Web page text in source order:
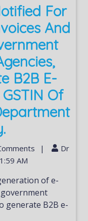
For
And
B2B E-
Of
|
Dr
AM
generate B2B e-